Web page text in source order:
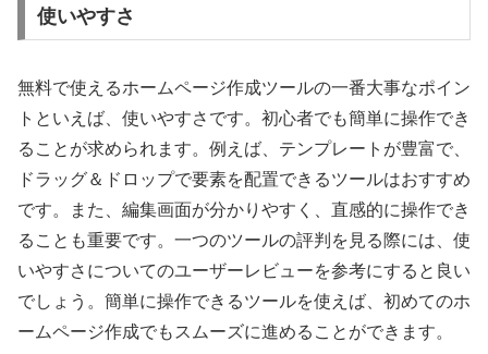
使いやすさ
無料で使えるホームページ作成ツールの一番大事なポイン
トといえば、使いやすさです。初心者でも簡単に操作でき
ることが求められます。例えば、テンプレートが豊富で、
ドラッグ＆ドロップで要素を配置できるツールはおすすめ
です。また、編集画面が分かりやすく、直感的に操作でき
ることも重要です。一つのツールの評判を見る際には、使
いやすさについてのユーザーレビューを参考にすると良い
でしょう。簡単に操作できるツールを使えば、初めてのホ
ームページ作成でもスムーズに進めることができます。